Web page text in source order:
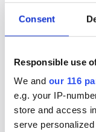
Consent
Responsible use
We and our 116
e.g. your IP-
store and access
serve
För en
*Moms (6 %)